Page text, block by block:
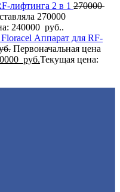
лифтинга 2 в 1 270000
270000
240000 руб..
Аппарат для RF-
Первоначальная цена
руб.Текущая цена: